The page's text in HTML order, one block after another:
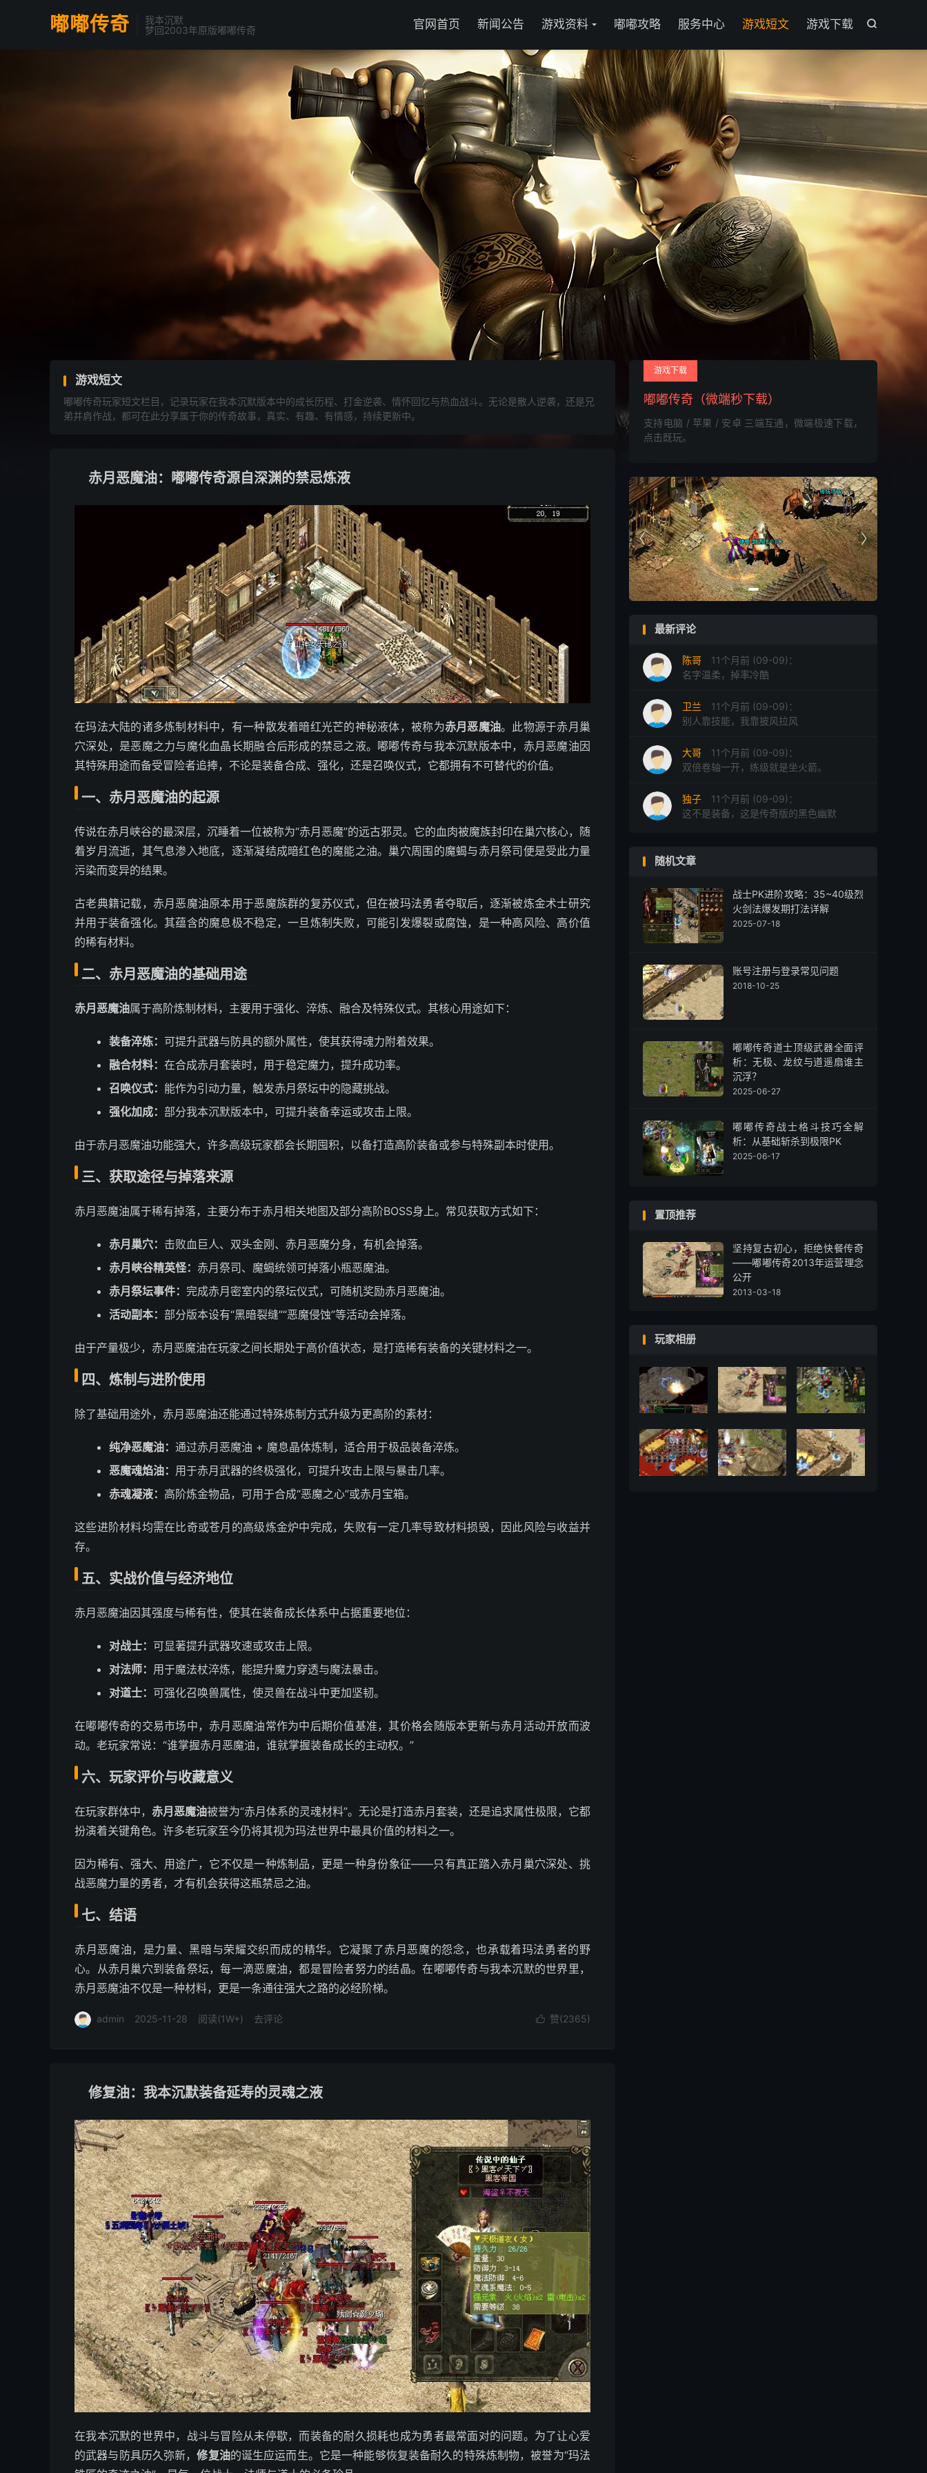
嘟嘟传奇
我本沉默
梦回2003年原版嘟嘟传奇

官网首页 新闻公告 游戏资料 嘟嘟攻略 服务中心 游戏短文 游戏下载
游戏短文
嘟嘟传奇玩家短文栏目，记录玩家在我本沉默版本中的成长历程、打金逆袭、情怀回忆与热血战斗。无论是散人逆袭，还是兄
弟并肩作战，都可在此分享属于你的传奇故事，真实、有趣、有情感，持续更新中。
赤月恶魔油：嘟嘟传奇源自深渊的禁忌炼液
在玛法大陆的诸多炼制材料中，有一种散发着暗红光芒的神秘液体，被称为赤月恶魔油。此物源于赤月巢
穴深处，是恶魔之力与魔化血晶长期融合后形成的禁忌之液。嘟嘟传奇与我本沉默版本中，赤月恶魔油因
其特殊用途而备受冒险者追捧，不论是装备合成、强化，还是召唤仪式，它都拥有不可替代的价值。
一、赤月恶魔油的起源
传说在赤月峡谷的最深层，沉睡着一位被称为“赤月恶魔”的远古邪灵。它的血肉被魔族封印在巢穴核心，随
着岁月流逝，其气息渗入地底，逐渐凝结成暗红色的魔能之油。巢穴周围的魔蝎与赤月祭司便是受此力量
污染而变异的结果。
古老典籍记载，赤月恶魔油原本用于恶魔族群的复苏仪式，但在被玛法勇者夺取后，逐渐被炼金术士研究
并用于装备强化。其蕴含的魔息极不稳定，一旦炼制失败，可能引发爆裂或腐蚀，是一种高风险、高价值
的稀有材料。
二、赤月恶魔油的基础用途
赤月恶魔油属于高阶炼制材料，主要用于强化、淬炼、融合及特殊仪式。其核心用途如下：
装备淬炼： 可提升武器与防具的额外属性，使其获得魂力附着效果。
融合材料： 在合成赤月套装时，用于稳定魔力，提升成功率。
召唤仪式： 能作为引动力量，触发赤月祭坛中的隐藏挑战。
强化加成： 部分我本沉默版本中，可提升装备幸运或攻击上限。
由于赤月恶魔油功能强大，许多高级玩家都会长期囤积，以备打造高阶装备或参与特殊副本时使用。
三、获取途径与掉落来源
赤月恶魔油属于稀有掉落，主要分布于赤月相关地图及部分高阶BOSS身上。常见获取方式如下：
赤月巢穴： 击败血巨人、双头金刚、赤月恶魔分身，有机会掉落。
赤月峡谷精英怪： 赤月祭司、魔蝎统领可掉落小瓶恶魔油。
赤月祭坛事件： 完成赤月密室内的祭坛仪式，可随机奖励赤月恶魔油。
活动副本： 部分版本设有“黑暗裂缝”“恶魔侵蚀”等活动会掉落。
由于产量极少，赤月恶魔油在玩家之间长期处于高价值状态，是打造稀有装备的关键材料之一。
四、炼制与进阶使用
除了基础用途外，赤月恶魔油还能通过特殊炼制方式升级为更高阶的素材：
纯净恶魔油： 通过赤月恶魔油 + 魔息晶体炼制，适合用于极品装备淬炼。
恶魔魂焰油： 用于赤月武器的终极强化，可提升攻击上限与暴击几率。
赤魂凝液： 高阶炼金物品，可用于合成“恶魔之心”或赤月宝箱。
这些进阶材料均需在比奇或苍月的高级炼金炉中完成，失败有一定几率导致材料损毁，因此风险与收益并
存。
五、实战价值与经济地位
赤月恶魔油因其强度与稀有性，使其在装备成长体系中占据重要地位：
对战士： 可显著提升武器攻速或攻击上限。
对法师： 用于魔法杖淬炼，能提升魔力穿透与魔法暴击。
对道士： 可强化召唤兽属性，使灵兽在战斗中更加坚韧。
在嘟嘟传奇的交易市场中，赤月恶魔油常作为中后期价值基准，其价格会随版本更新与赤月活动开放而波
动。老玩家常说：“谁掌握赤月恶魔油，谁就掌握装备成长的主动权。”
六、玩家评价与收藏意义
在玩家群体中， 赤月恶魔油被誉为“赤月体系的灵魂材料”。无论是打造赤月套装，还是追求属性极限，它都
扮演着关键角色。许多老玩家至今仍将其视为玛法世界中最具价值的材料之一。
因为稀有、强大、用途广，它不仅是一种炼制品，更是一种身份象征——只有真正踏入赤月巢穴深处、挑
战恶魔力量的勇者，才有机会获得这瓶禁忌之油。
七、结语
赤月恶魔油，是力量、黑暗与荣耀交织而成的精华。它凝聚了赤月恶魔的怨念，也承载着玛法勇者的野
心。从赤月巢穴到装备祭坛，每一滴恶魔油，都是冒险者努力的结晶。在嘟嘟传奇与我本沉默的世界里，
赤月恶魔油不仅是一种材料，更是一条通往强大之路的必经阶梯。
 赞(2365)
admin 2025-11-28 阅读(1W+) 去评论
修复油：我本沉默装备延寿的灵魂之液
在我本沉默的世界中，战斗与冒险从未停歇，而装备的耐久损耗也成为勇者最常面对的问题。为了让心爱
的武器与防具历久弥新，修复油的诞生应运而生。它是一种能够恢复装备耐久的特殊炼制物，被誉为“玛法
游戏下载
嘟嘟传奇（微端秒下载）
支持电脑 / 苹果 / 安卓 三端互通，微端极速下载，
点击既玩。


最新评论
陈哥
11个月前 (09-09)：
名字温柔，掉率冷酷
卫兰
11个月前 (09-09)：
别人靠技能，我靠披风拉风
大哥
11个月前 (09-09)：
双倍卷轴一开，练级就是坐火箭。
独子
11个月前 (09-09)：
这不是装备，这是传奇版的黑色幽默
随机文章
战士PK进阶攻略：35~40级烈
火剑法爆发期打法详解
2025-07-18
账号注册与登录常见问题
2018-10-25
嘟嘟传奇道士顶级武器全面评
析：无极、龙纹与道遥扇谁主
沉浮？
2025-06-27
嘟嘟传奇战士格斗技巧全解
析：从基础斩杀到极限PK
2025-06-17
置顶推荐
坚持复古初心，拒绝快餐传奇
——嘟嘟传奇2013年运营理念
公开
2013-03-18
玩家相册